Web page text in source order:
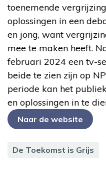
toenemende
oplossingen in een
en jong, want
mee te maken heeft.
februari 2024 een tv-
beide te zien zijn op
periode kan het
en oplossingen in te
Naar de website
De Toekomst is Grijs